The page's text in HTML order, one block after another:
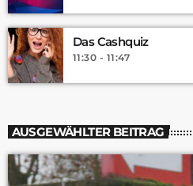
Das Cashquiz
11:30 - 11:47
AUSGEWÄHLTER BEITRAG